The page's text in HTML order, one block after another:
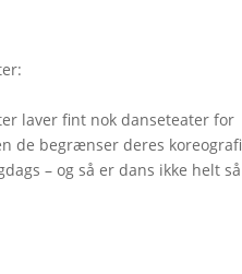
:
laver fint nok danseteater for
de begrænser deres koreografi
– og så er dans ikke helt så